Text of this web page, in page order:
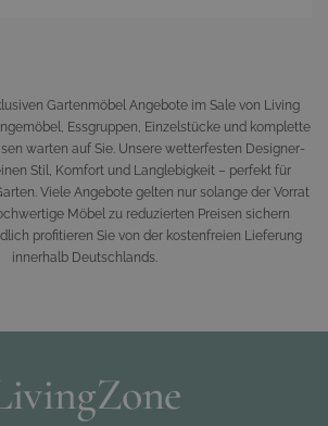
Gartenmöbel Angebote im Sale von Living
Essgruppen, Einzelstücke und komplette
warten auf Sie. Unsere wetterfesten Designer-
Stil, Komfort und Langlebigkeit – perfekt für
Viele Angebote gelten nur solange der Vorrat
Möbel zu reduzierten Preisen sichern
profitieren Sie von der kostenfreien Lieferung
innerhalb Deutschlands.